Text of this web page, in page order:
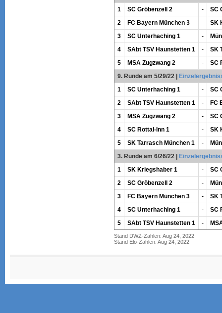
1
SC Gröbenzell 2 -
SC
2
FC Bayern München 3 -
SK
3
SC Unterhaching 1 -
4
SAbt TSV Haunstetten 1 -
SK
5
MSA Zugzwang 2 -
SC
9. Runde am 5/29/22 |
1
SC Unterhaching 1 -
SC
2
SAbt TSV Haunstetten 1 -
FC
3
MSA Zugzwang 2 -
SC
4
SC Rottal-Inn 1 -
SK
5
SK Tarrasch München 1 -
3. Runde am 6/26/22 |
1
SK Kriegshaber 1 -
SC
2
SC Gröbenzell 2 -
3
FC Bayern München 3 -
SK
4
SC Unterhaching 1 -
SC
5
SAbt TSV Haunstetten 1 -
Stand DWZ-Zahlen: Aug 24, 2022
Stand Elo-Zahlen: Aug 24, 2022